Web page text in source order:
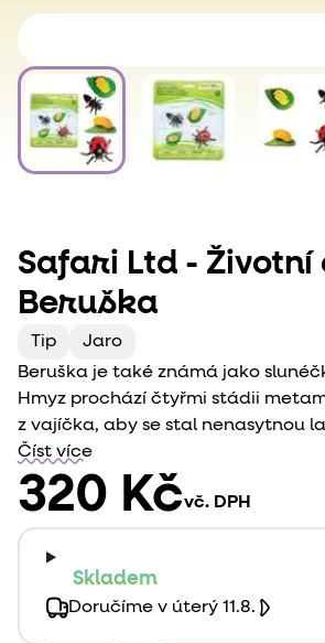
Safari Ltd -
Beruška
Tip
Jaro
Beruška je také známá jako
Hmyz prochází čtyřmi stádii
z vajíčka, aby se stal nenasytnou
vytvořil kuklu, ze které se vynoří
Děti mohou důkladně prozkoumat
Safari Ltd - vývojová stádia.
Číst více
320 Kčvč. DPH
Skladem
Doručíme v úterý 11.8.